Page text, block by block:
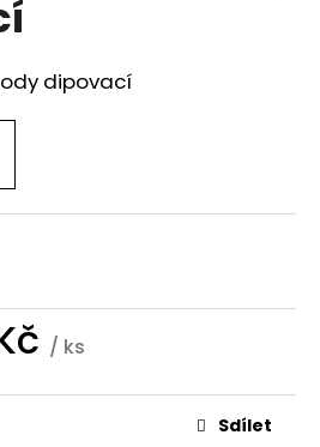
dipovací
/ ks
Sdílet